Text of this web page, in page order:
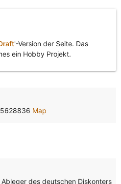
'-Version der Seite. Das
ein Hobby Projekt.
Map
des deutschen Diskonters